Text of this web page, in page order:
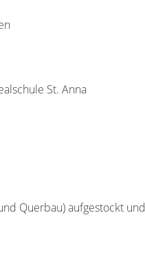
St. Anna
Querbau) aufgestockt und